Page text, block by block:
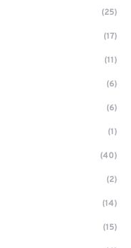
(25)
(17)
(11)
(6)
(6)
(1)
(40)
(2)
(14)
(15)